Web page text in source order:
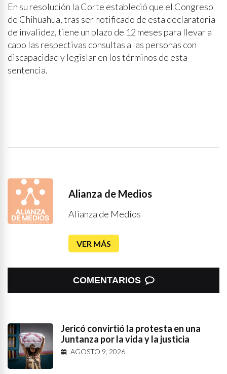
En su resolución la Corte estableció que el Congreso
de Chihuahua, tras ser notificado de esta declaratoria
de invalidez, tiene un plazo de 12 meses para llevar a
cabo las respectivas consultas a las personas con
discapacidad y legislar en los términos de esta
sentencia.
Alianza de Medios
Alianza de Medios
VER MÁS
COMENTARIOS
Jericó convirtió la protesta en una
Juntanza por la vida y la justicia
AGOSTO 9, 2026